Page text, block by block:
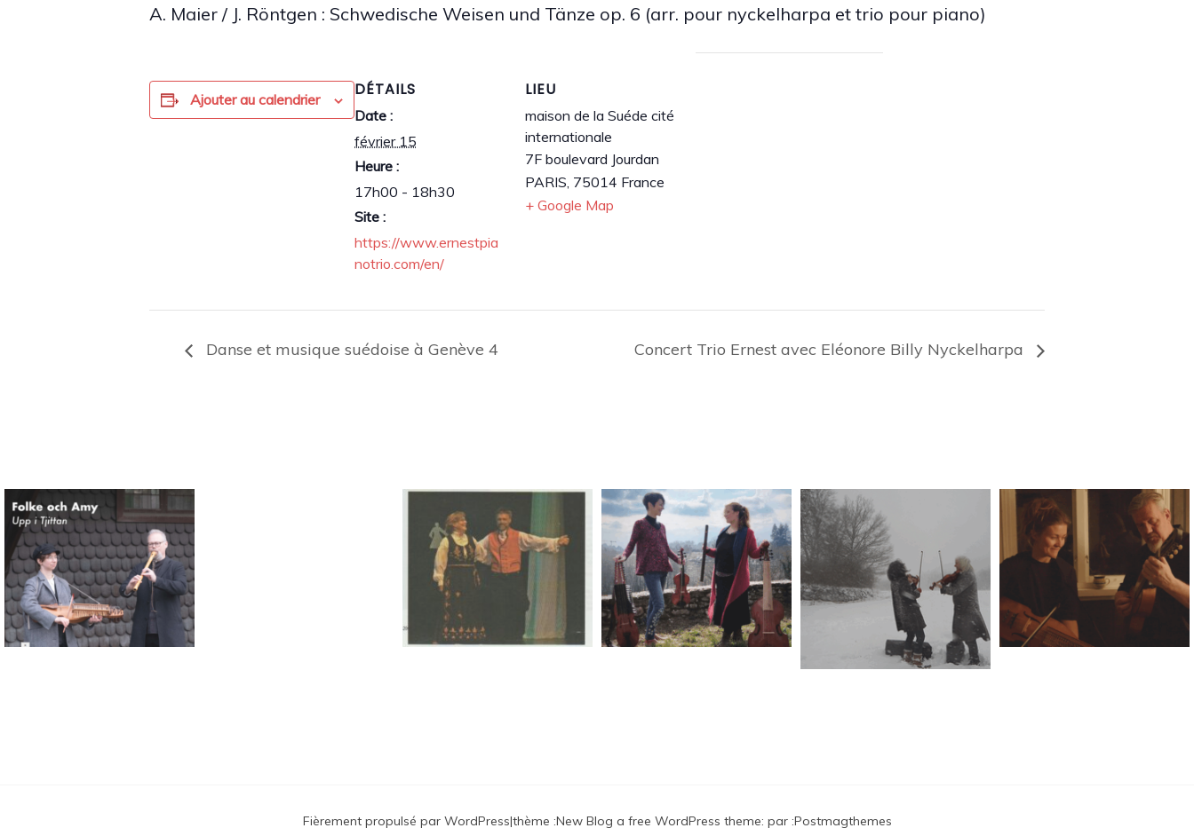
A. Maier / J. Röntgen : Schwedische Weisen und Tänze op. 6 (arr. pour nyckelharpa et trio pour piano)
Ajouter au calendrier DÉTAILS
Date :
février 15
Heure :
17h00 - 18h30
Site :
https://www.ernestpia
notrio.com/en/
LIEU
maison de la Suéde cité
internationale
7F boulevard Jourdan
PARIS, 75014 France
+ Google Map
Danse et musique suédoise à Genève 4 Concert Trio Ernest avec Eléonore Billy Nyckelharpa
traditionnelles nordiquesFièrement propulsé par WordPress|thème :New Blog a free WordPress theme: par :Postmagthemes